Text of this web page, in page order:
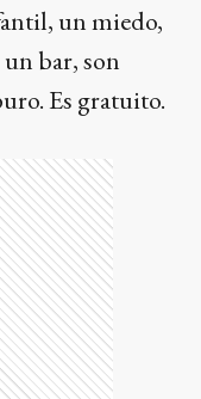
un miedo,
bar, son
Es gratuito.